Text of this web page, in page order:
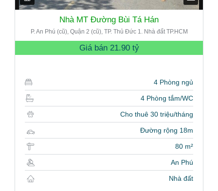
Nhà MT Đường Bùi Tá Hán
P. An Phú (cũ), Quận 2 (cũ), TP. Thủ Đức 1. Nhà đất TP.HCM
Giá bán 21.90 tỷ
4 Phòng ngủ
4 Phòng tắm/WC
Cho thuê 30 triệu/tháng
Đường rộng 18m
80 m²
An Phú
Nhà đất